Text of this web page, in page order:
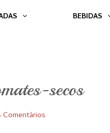
BEBIDAS
secos
Comentários